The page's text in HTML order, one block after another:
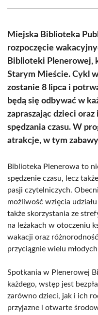
(Twitter)
Miejska Biblioteka
rozpoczęcie
Biblioteki Plenerowej,
Starym Mieście. Cykl
zostanie 8 lipca i
będą się odbywać w
zapraszając dzieci
spędzania czasu. W
atrakcje, w tym
Biblioteka Plenerowa to
spędzenie czasu, lecz
pasji czytelniczych.
możliwość wzięcia
także skorzystania ze
na leżakach w otoczeniu
wakacji oraz
przyciągnie wielu
Spotkania w Plenerowej
każdego, wstęp jest
zarówno dzieci, jak i ich
przyjazne i otwarte